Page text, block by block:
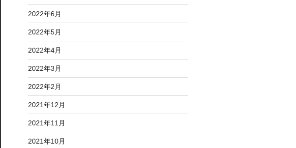
2022年6月
2022年5月
2022年4月
2022年3月
2022年2月
2021年12月
2021年11月
2021年10月